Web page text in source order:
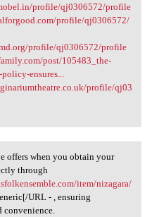
profile/qj0306572/profile
profile/qj0306572/
profile/qj0306572/profile
post/105483_the-
ensures...
profile/qj03
offers when
offers when you obtain your
through
item/nizagara/
URL - , ensuring